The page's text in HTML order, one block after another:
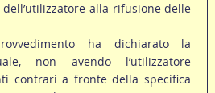
alla rifusione delle
ha dichiarato la
non avendo l’utilizzatore
contrari a fronte della specifica